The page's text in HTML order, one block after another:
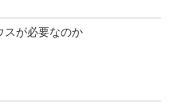
スが必要なのか